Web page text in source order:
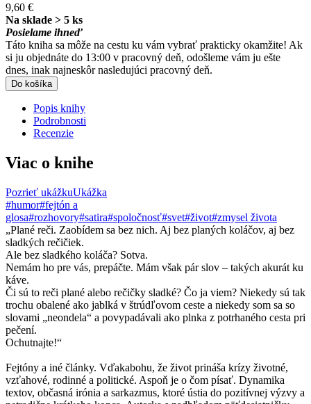
9,60 €
Na sklade > 5 ks
Posielame ihneď
Táto kniha sa môže na cestu ku vám vybrať prakticky okamžite! Ak
si ju objednáte do 13:00 v pracovný deň, odošleme vám ju ešte
dnes, inak najneskôr nasledujúci pracovný deň.
Do košíka
Popis knihy
Podrobnosti
Recenzie
Viac o knihe
Pozrieť ukážkuUkážka
#humor#fejtón a
glosa#rozhovory#satira#spoločnosť#svet#život#zmysel života
„Plané reči. Zaobídem sa bez nich. Aj bez planých koláčov, aj bez
sladkých rečičiek.
Ale bez sladkého koláča? Sotva.
Nemám ho pre vás, prepáčte. Mám však pár slov – takých akurát ku
káve.
Či sú to reči plané alebo rečičky sladké? Čo ja viem? Niekedy sú tak
trochu obalené ako jablká v štrúdľovom ceste a niekedy som sa so
slovami „neondela“ a povypadávali ako plnka z potrhaného cesta pri
pečení.
Ochutnajte!“
Fejtóny a iné články. Vďakabohu, že život prináša krízy životné,
vzťahové, rodinné a politické. Aspoň je o čom písať. Dynamika
textov, občasná irónia a sarkazmus, ktoré ústia do pozitívnej výzvy a